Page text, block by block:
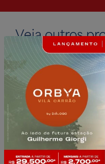
Veja outros
Diálogo Mall:
Pronto para morar ou
investir